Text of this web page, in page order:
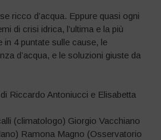
ricco d’acqua. Eppure quasi ogni
di crisi idrica, l’ultima e la più
in 4 puntate sulle cause, le
d’acqua, e le soluzioni giuste da
Riccardo Antoniucci e Elisabetta
(climatologo) Giorgio Vacchiano
Ramona Magno (Osservatorio